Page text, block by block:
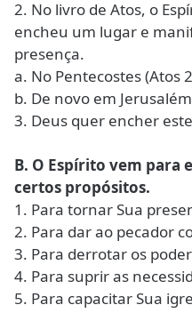
2. No livro de Atos, o
encheu um lugar e
presença.
a. No Pentecostes (Atos
b. De novo em
3. Deus quer encher
B. O Espírito vem para
certos propósitos.
1. Para tornar Sua
2. Para dar ao pecador
3. Para derrotar os
4. Para suprir as
5. Para capacitar Sua